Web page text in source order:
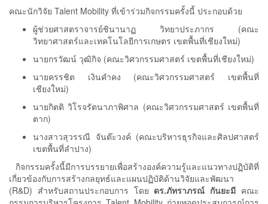
คณะนักวิจัย Talent Mobility ที่เข้าร่วมกิจกรรมครั้งนี้ ประกอบด้วย
ผู้ช่วยศาสตราจารย์ชินานาฏ วิทยาประภากร (คณะ
วิทยาศาสตร์และเทคโนโลยีการเกษตร เขตพื้นที่เชียงใหม่)
นายกรวัฒน์ วุฒิกิจ (คณะวิศวกรรมศาสตร์ เขตพื้นที่เชียงใหม่)
นายครรชิต เงินคำคง (คณะวิศวกรรมศาสตร์ เขตพื้นที่
เชียงใหม่)
นายกิตติ วิโรจรัตนาภาพิศาล (คณะวิศวกรรมศาสตร์ เขตพื้นที่
ตาก)
นางสาวสุวรรณี จันต๊ะวงค์ (คณะบริหารธุรกิจและศิลปศาสตร์
เขตพื้นที่ลำปาง)
กิจกรรมครั้งนี้มีการบรรยายเพื่อสร้างองค์ความรู้และแนวทางปฏิบัติที่
เกี่ยวข้องกับการสร้างกลยุทธ์และแผนปฏิบัติด้านวิจัยและพัฒนา
(R&D) สำหรับสถานประกอบการ โดย ดร.ภัทราภรณ์ กันยะมี คณะ